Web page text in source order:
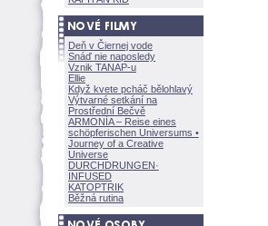
Deň v Čiernej vode
Snáď nie naposledy
Vznik TANAP-u
Ellie
Když kvete pcháč bělohlavý
Výtvarné setkání na
Prostřední Bečvě
ARMONÍA – Reise eines
schöpferischen Universums •
Journey of a Creative
Universe
DURCHDRUNGEN·
INFUSED
KATOPTRIK
Běžná rutina